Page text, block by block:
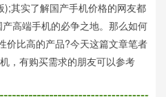
其实了解国产手机价格的网友都
高端手机的必争之地。那么如何
价比高的产品?今天这篇文章笔者
，有购买需求的朋友可以参考